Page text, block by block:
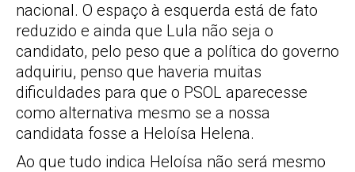
nacional. O espaço à esquerda está de fato
reduzido e ainda que Lula não seja o
candidato, pelo peso que a política do governo
adquiriu, penso que haveria muitas
dificuldades para que o PSOL aparecesse
como alternativa mesmo se a nossa
candidata fosse a Heloísa Helena.
Ao que tudo indica Heloísa não será mesmo